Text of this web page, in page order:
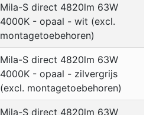
Mila-S direct 4820lm 63W
4000K - opaal - wit (excl.
montagetoebehoren)
Mila-S direct 4820lm 63W
4000K - opaal - zilvergrijs
(excl. montagetoebehoren)
Mila-S direct 4820lm 63W